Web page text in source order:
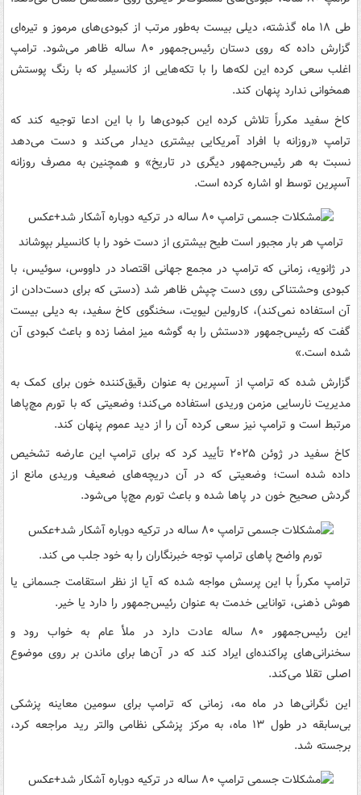
طی ۱۸ ماه گذشته، دیلی بیست به‌طور مرتب از کبودی‌های مرموز و تیره‌ای
گزارش داده که روی دستان رئیس‌جمهور ۸۰ ساله ظاهر می‌شود. ترامپ
اغلب سعی کرده این لکه‌ها را با تکه‌هایی از کانسیلر که با رنگ پوستش
همخوانی ندارد پنهان کند.
کاخ سفید مکرراً تلاش کرده این کبودی‌ها را با این ادعا توجیه کند که
ترامپ «روزانه با افراد آمریکایی بیشتری دیدار می‌کند و دست می‌دهد
نسبت به هر رئیس‌جمهور دیگری در تاریخ» و همچنین به مصرف روزانه
آسپرین توسط او اشاره کرده است.
ترامپ هر بار مجبور است طیح بیشتری از دست خود را با کانسیلر بپوشاند
در ژانویه، زمانی که ترامپ در مجمع جهانی اقتصاد در داووس، سوئیس، با
کبودی وحشتناکی روی دست چپش ظاهر شد (دستی که برای دست‌دادن از
آن استفاده نمی‌کند)، کارولین لیویت، سخنگوی کاخ سفید، به دیلی بیست
گفت که رئیس‌جمهور «دستش را به گوشه میز امضا زده و باعث کبودی آن
شده است.»
گزارش شده که ترامپ از آسپرین به عنوان رقیق‌کننده خون برای کمک به
مدیریت نارسایی مزمن وریدی استفاده می‌کند؛ وضعیتی که با تورم مچ‌پاها
مرتبط است و ترامپ نیز سعی کرده آن را از دید عموم پنهان کند.
کاخ سفید در ژوئن ۲۰۲۵ تأیید کرد که برای ترامپ این عارضه تشخیص
داده شده است؛ وضعیتی که در آن دریچه‌های ضعیف وریدی مانع از
گردش صحیح خون در پاها شده و باعث تورم مچ‌پا می‌شود.
تورم واضح پاهای ترامپ توجه خبرنگاران را به خود جلب می کند.
ترامپ مکرراً با این پرسش مواجه شده که آیا از نظر استقامت جسمانی یا
هوش ذهنی، توانایی خدمت به عنوان رئیس‌جمهور را دارد یا خیر.
این رئیس‌جمهور ۸۰ ساله عادت دارد در ملأ عام به خواب رود و
سخنرانی‌های پراکنده‌ای ایراد کند که در آن‌ها برای ماندن بر روی موضوع
اصلی تقلا می‌کند.
این نگرانی‌ها در ماه مه، زمانی که ترامپ برای سومین معاینه پزشکی
بی‌سابقه در طول ۱۳ ماه، به مرکز پزشکی نظامی والتر رید مراجعه کرد،
برجسته شد.